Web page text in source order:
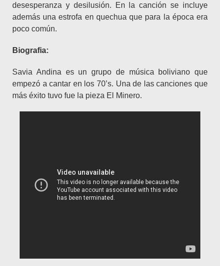
desesperanza y desilusión. En la canción se incluye
además una estrofa en quechua que para la época era
poco común.
Biografia:
Savia Andina es un grupo de música boliviano que
empezó a cantar en los 70’s. Una de las canciones que
más éxito tuvo fue la pieza El Minero.